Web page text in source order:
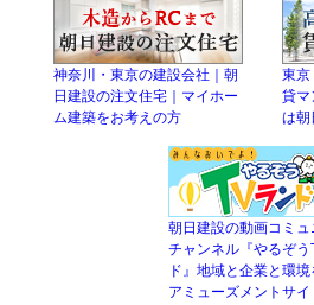
神奈川・東京の建設会社｜朝
日建設の注文住宅｜マイホー
ム建築をお考えの方
東京
貸マ
は朝
朝日建設の動画コミュ
チャンネル『やるぞう
ド』地域と企業と環境
アミューズメントサイ